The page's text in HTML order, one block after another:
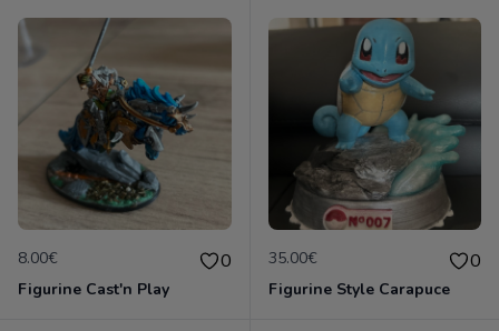
8.00€ 0
Figurine Cast'n Play
35.00€ 0
Figurine Style Carapuce